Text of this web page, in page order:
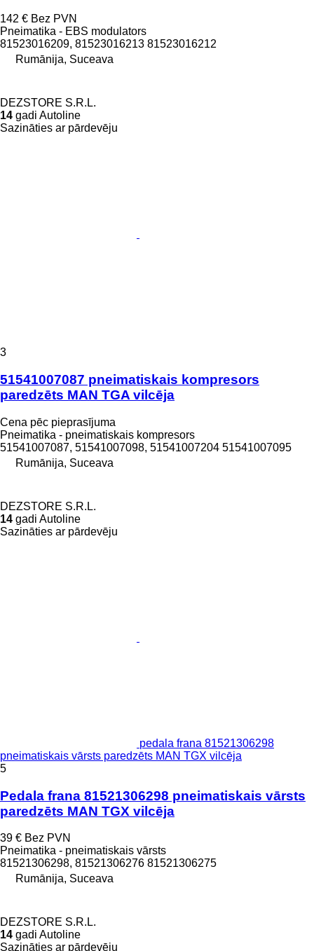
142 € Bez PVN
Pneimatika - EBS modulators
81523016209, 81523016213 81523016212
Rumānija, Suceava
DEZSTORE S.R.L.
14 gadi Autoline
Sazināties ar pārdevēju
3
51541007087 pneimatiskais kompresors
paredzēts MAN TGA vilcēja
Cena pēc pieprasījuma
Pneimatika - pneimatiskais kompresors
51541007087, 51541007098, 51541007204 51541007095
Rumānija, Suceava
DEZSTORE S.R.L.
14 gadi Autoline
Sazināties ar pārdevēju
pedala frana 81521306298
pneimatiskais vārsts paredzēts MAN TGX vilcēja
5
Pedala frana 81521306298 pneimatiskais vārsts
paredzēts MAN TGX vilcēja
39 € Bez PVN
Pneimatika - pneimatiskais vārsts
81521306298, 81521306276 81521306275
Rumānija, Suceava
DEZSTORE S.R.L.
14 gadi Autoline
Sazināties ar pārdevēju